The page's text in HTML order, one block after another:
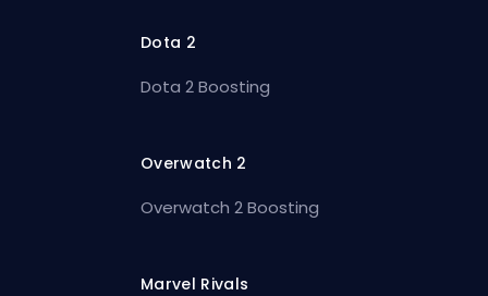
Dota 2
Dota 2 Boosting
Overwatch 2
Overwatch 2 Boosting
Marvel Rivals